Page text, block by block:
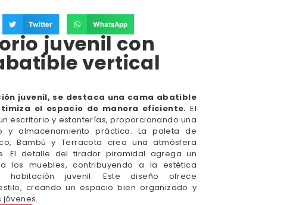
Twitter WhatsApp
juvenil con
vertical
juvenil, se destaca una cama abatible
el espacio de manera eficiente. El
escritorio y estanterías, proporcionando una
y almacenamiento práctica. La paleta de
Bambú y Terracota crea una atmósfera
El detalle del tirador piramidal agrega un
los muebles, contribuyendo a la estética
juvenil. Este diseño ofrece
creando un espacio bien organizado y